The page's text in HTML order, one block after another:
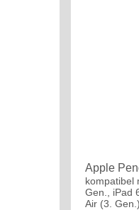
Apple
kompatibel
Gen., iPad
Air (3.